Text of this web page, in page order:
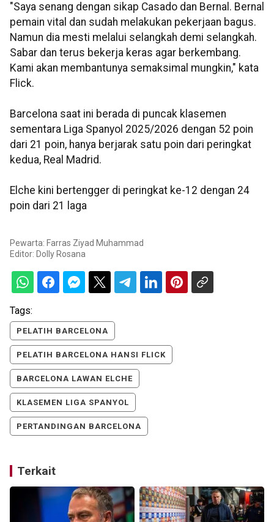
"Saya senang dengan sikap Casado dan Bernal. Bernal
pemain vital dan sudah melakukan pekerjaan bagus.
Namun dia mesti melalui selangkah demi selangkah.
Sabar dan terus bekerja keras agar berkembang.
Kami akan membantunya semaksimal mungkin," kata
Flick.
Barcelona saat ini berada di puncak klasemen
sementara Liga Spanyol 2025/2026 dengan 52 poin
dari 21 poin, hanya berjarak satu poin dari peringkat
kedua, Real Madrid.
Elche kini bertengger di peringkat ke-12 dengan 24
poin dari 21 laga
Pewarta: Farras Ziyad Muhammad
Editor: Dolly Rosana
Tags:
PELATIH BARCELONA
PELATIH BARCELONA HANSI FLICK
BARCELONA LAWAN ELCHE
KLASEMEN LIGA SPANYOL
PERTANDINGAN BARCELONA
Terkait